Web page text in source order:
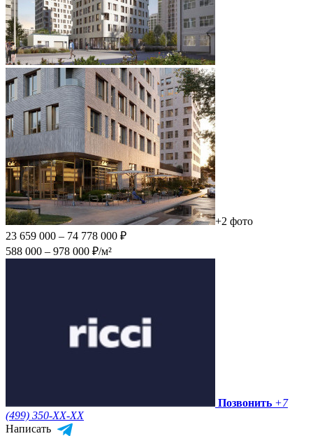
+2 фото
23 659 000 – 74 778 000 ₽
588 000 – 978 000 ₽/м²
Позвонить +7
(499) 350-XX-XX
Написать